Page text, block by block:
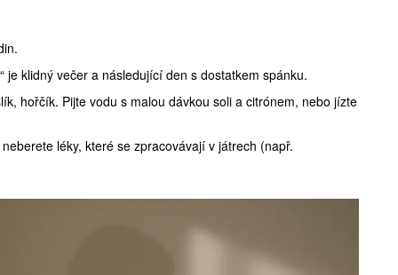
klidný večer a následující den s dostatkem spánku.
hořčík. Pijte vodu s malou dávkou soli a citrónem, nebo jízte
léky, které se zpracovávají v játrech (např.